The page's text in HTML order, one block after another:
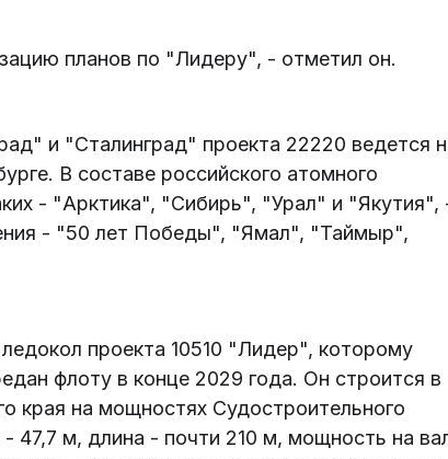
планов по "Лидеру", - отметил он.
и "Сталинград" проекта 22220 ведется
В составе российского атомного
- "Арктика", "Сибирь", "Урал" и "Якутия",
- "50 лет Победы", "Ямал", "Таймыр",
проекта 10510 "Лидер", которому
флоту в конце 2029 года. Он строится в
края на мощностях Судостроительного
47,7 м, длина - почти 210 м, мощность на